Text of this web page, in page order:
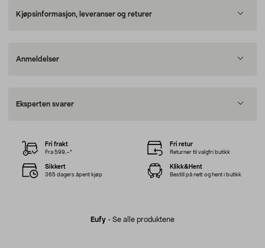
Kjøpsinformasjon, leveranser og returer
Anmeldelser
Eksperten svarer
Eufy - Se alle produktene
Fri frakt
Fra 599,–*
Fri retur
Returner til valgfri butikk
Sikkert
365 dagers åpent kjøp
Klikk&Hent
Bestill på nett og hent i butikk